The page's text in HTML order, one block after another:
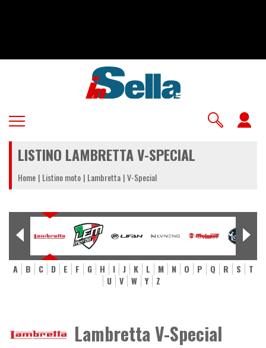
LISTINO LAMBRETTA V-SPECIAL
Home Listino moto Lambretta V-Special
A B C D E F G H I J K L M N O P Q R S
T
U
V W Y Z
Lambretta V-Special